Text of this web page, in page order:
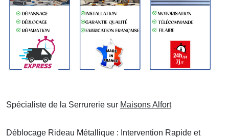
Spécialiste de la Serrurerie sur Maisons Alfort
Déblocage Rideau Métallique : Intervention Rapide et